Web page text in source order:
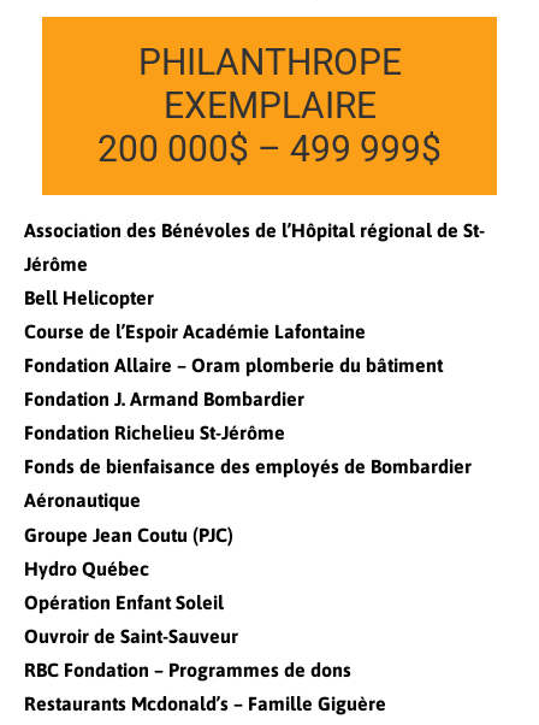
PHILANTHROPE
EXEMPLAIRE
200 000$ – 499 999$
Association des Bénévoles de l’Hôpital régional de St-
Jérôme
Bell Helicopter
Course de l’Espoir Académie Lafontaine
Fondation Allaire – Oram plomberie du bâtiment
Fondation J. Armand Bombardier
Fondation Richelieu St-Jérôme
Fonds de bienfaisance des employés de Bombardier
Aéronautique
Groupe Jean Coutu (PJC)
Hydro Québec
Opération Enfant Soleil
Ouvroir de Saint-Sauveur
RBC Fondation – Programmes de dons
Restaurants Mcdonald’s – Famille Giguère